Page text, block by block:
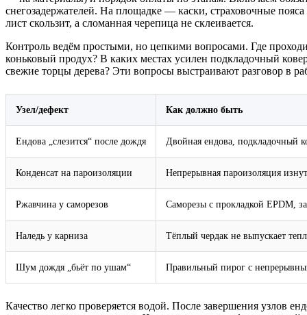
снегозадержателей. На площадке — каски, страховочные
лист скользит, а сломанная черепица не склеивается.
Контроль ведём простыми, но цепкими вопросами. Где
коньковый продух? В каких местах усилен подкладочный
свежие торцы дерева? Эти вопросы выстраивают разговоp в
Узел/дефект Как должно быть
Ендова „слезится“ после дождя Двойная ендова, подкладочный
Конденсат на пароизоляции Непрерывная пароизоляция
Ржавчина у саморезов Саморезы с прокладкой EPDM,
Наледь у карниза Тёплый чердак не выпускает
Шум дождя „бьёт по ушам“ Правильный пирог с
Качество легко проверяется водой. После завершения